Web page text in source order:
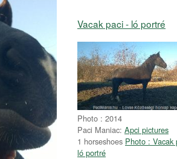
Vacak paci - ló portré
Photo : 2014
Paci Maniac: Apci pictures
1 horseshoes Photo : Vacak
ló portré